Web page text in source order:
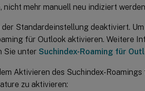
nicht mehr manuell neu indiziert
Standardeinstellung deaktiviert.
für Outlook aktivieren. Weitere
Sie unter Suchindex-Roaming für
Aktivieren des Suchindex-
zu aktivieren: